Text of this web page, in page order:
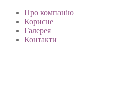
Про компанію
Корисне
Галерея
Контакти